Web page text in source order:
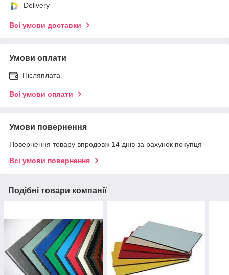
Delivery
Всі умови доставки
Умови оплати
Післяплата
Всі умови оплати
Умови повернення
Повернення товару впродовж 14 днів за рахунок покупця
Всі умови повернення
Подібні товари компанії